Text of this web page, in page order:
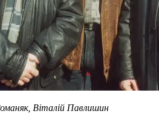
Віталій Павлишин